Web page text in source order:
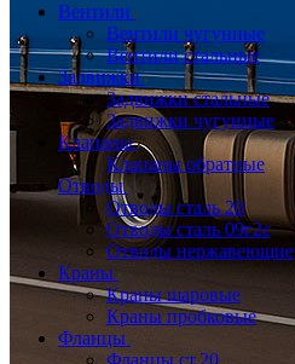
Вентили
Вентили чугунные
Вентили стальные
Задвижки
Задвижки стальные
Задвижки чугунные
Клапаны
Клапаны обратные
Отводы
Отводы сталь 20
Отводы сталь 09г2с
Отводы нержавеющие
Краны
Краны шаровые
Краны пробковые
Фланцы
Фланцы ст.20